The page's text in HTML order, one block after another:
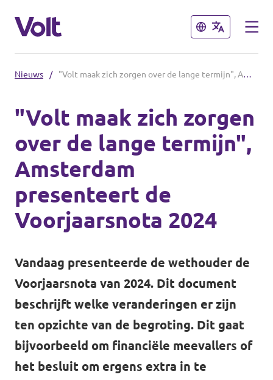
Sluiten
Nederlands
Volt afdelingen dichtbij
Volt Nederland
↗️ Overzicht alle Nederlandse afdelingen
Sluiten
Standpunten
Over Volt
Mensen
Nieuws
Agenda
Verkiezingsprogramma
Nieuws / "Volt maak zich zorgen over de lange termijn", Amsterdam presenteert de Voorjaarsnota 2024
"Volt maak zich zorgen
over de lange termijn",
Amsterdam
presenteert de
Voorjaarsnota 2024
Vandaag presenteerde de wethouder de
Voorjaarsnota van 2024. Dit document
beschrijft welke veranderingen er zijn
ten opzichte van de begroting. Dit gaat
bijvoorbeeld om financiële meevallers of
het besluit om ergens extra in te